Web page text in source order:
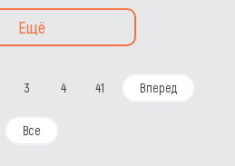
Ещё
3 4 41 Вперед
Все